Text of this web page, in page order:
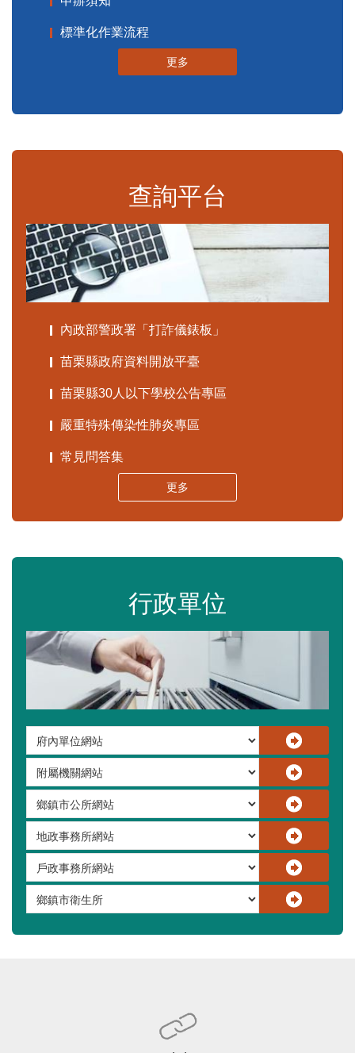
標準化作業流程
更多
查詢平台
內政部警政署「打詐儀錶板」
苗栗縣政府資料開放平臺
苗栗縣30人以下學校公告專區
嚴重特殊傳染性肺炎專區
常見問答集
更多
行政單位